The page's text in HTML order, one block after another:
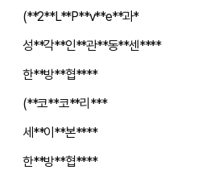
(**2**L**P**v**e**과*
성**각**인**관**동**센****
한**방**협****
(**코**코**리***
세**이**본****
한**방**협****